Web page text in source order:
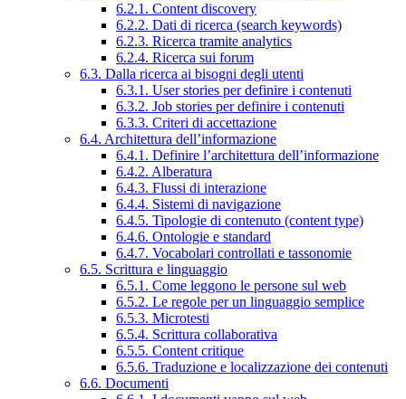
6.2.1. Content discovery
6.2.2. Dati di ricerca (search keywords)
6.2.3. Ricerca tramite analytics
6.2.4. Ricerca sui forum
6.3. Dalla ricerca ai bisogni degli utenti
6.3.1. User stories per definire i contenuti
6.3.2. Job stories per definire i contenuti
6.3.3. Criteri di accettazione
6.4. Architettura dell’informazione
6.4.1. Definire l’architettura dell’informazione
6.4.2. Alberatura
6.4.3. Flussi di interazione
6.4.4. Sistemi di navigazione
6.4.5. Tipologie di contenuto (content type)
6.4.6. Ontologie e standard
6.4.7. Vocabolari controllati e tassonomie
6.5. Scrittura e linguaggio
6.5.1. Come leggono le persone sul web
6.5.2. Le regole per un linguaggio semplice
6.5.3. Microtesti
6.5.4. Scrittura collaborativa
6.5.5. Content critique
6.5.6. Traduzione e localizzazione dei contenuti
6.6. Documenti